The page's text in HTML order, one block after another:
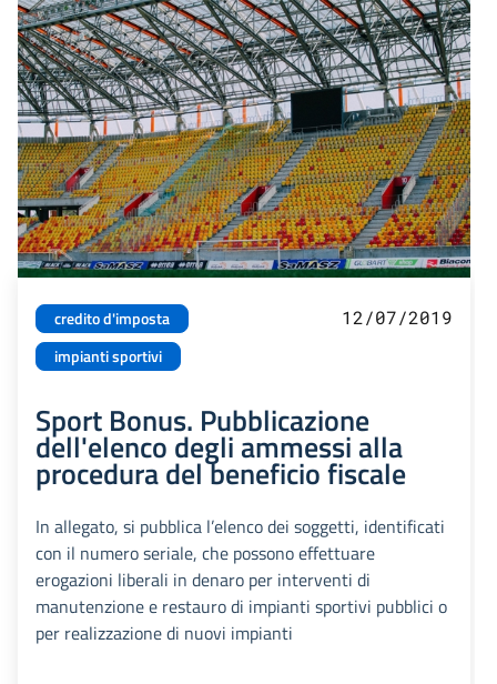
credito d'imposta
impianti sportivi
12/07/2019
Sport Bonus. Pubblicazione
dell'elenco degli ammessi alla
procedura del beneficio fiscale
In allegato, si pubblica l’elenco dei soggetti, identificati
con il numero seriale, che possono effettuare
erogazioni liberali in denaro per interventi di
manutenzione e restauro di impianti sportivi pubblici o
per realizzazione di nuovi impianti